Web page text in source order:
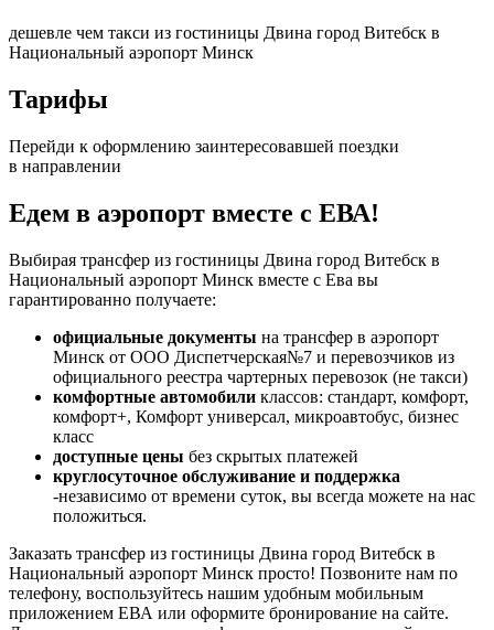
дешевле чем такси из гостиницы Двина город Витебск в
Национальный аэропорт Минск
Тарифы
Перейди к оформлению заинтересовавшей поездки
в направлении
Едем в аэропорт вместе с ЕВА!
Выбирая трансфер из гостиницы Двина город Витебск в
Национальный аэропорт Минск вместе с Ева вы
гарантированно получаете:
официальные документы на трансфер в аэропорт
Минск от ООО Диспетчерская№7 и перевозчиков из
официального реестра чартерных перевозок (не такси)
комфортные автомобили классов: стандарт, комфорт,
комфорт+, Комфорт универсал, микроавтобус, бизнес
класс
доступные цены без скрытых платежей
круглосуточное обслуживание и поддержка
-независимо от времени суток, вы всегда можете на нас
положиться.
Заказать трансфер из гостиницы Двина город Витебск в
Национальный аэропорт Минск просто! Позвоните нам по
телефону, воспользуйтесь нашим удобным мобильным
приложением ЕВА или оформите бронирование на сайте.